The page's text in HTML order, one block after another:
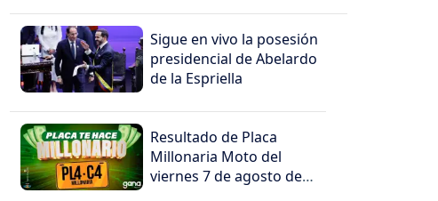
Sigue en vivo la posesión
presidencial de Abelardo
de la Espriella
Resultado de Placa
Millonaria Moto del
viernes 7 de agosto de